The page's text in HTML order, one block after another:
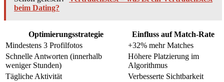
beim Dating?
Optimierungsstrategie
Einfluss auf Match-Rate
Mindestens 3 Profilfotos
+32% mehr Matches
Schnelle Antworten (innerhalb
weniger Stunden)
Höhere Platzierung im
Algorithmus
Tägliche Aktivität
Verbesserte Sichtbarkeit